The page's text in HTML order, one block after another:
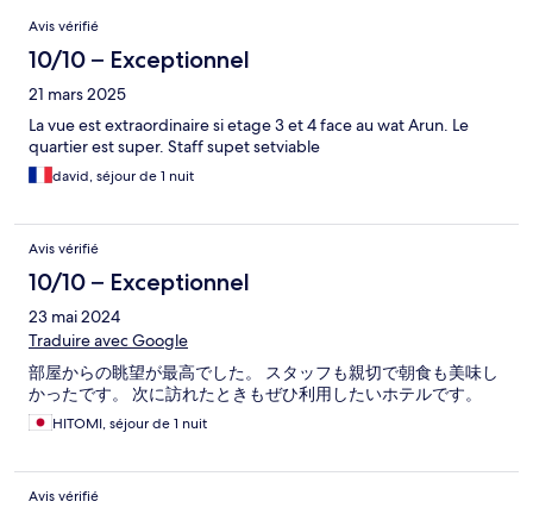
Avis
Avis vérifié
10/10 – Exceptionnel
21 mars 2025
La vue est extraordinaire si etage 3 et 4 face au wat Arun. Le
quartier est super. Staff supet setviable
david, séjour de 1 nuit
Avis vérifié
10/10 – Exceptionnel
23 mai 2024
Traduire avec Google
部屋からの眺望が最高でした。 スタッフも親切で朝食も美味し
かったです。 次に訪れたときもぜひ利用したいホテルです。
HITOMI, séjour de 1 nuit
Avis vérifié